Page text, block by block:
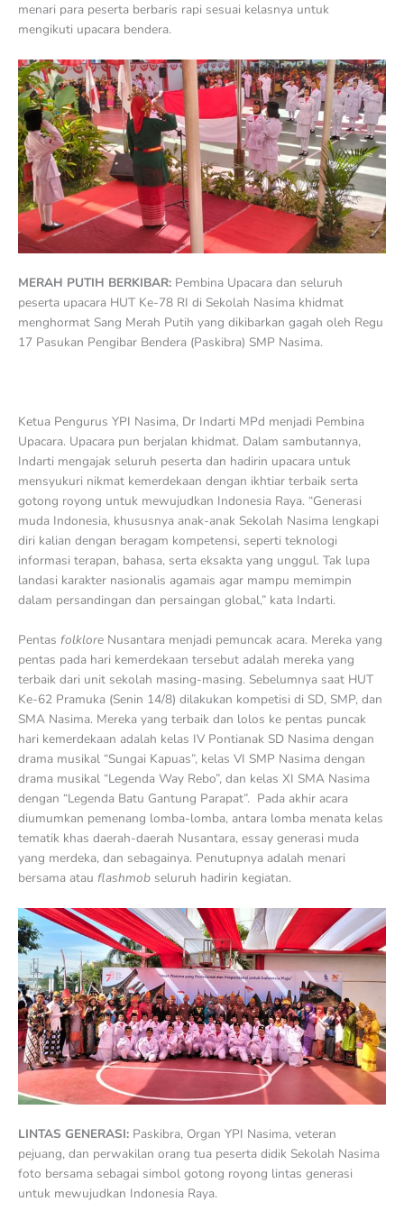
menari para peserta berbaris rapi sesuai kelasnya untuk
mengikuti upacara bendera.
MERAH PUTIH BERKIBAR: Pembina Upacara dan seluruh
peserta upacara HUT Ke-78 RI di Sekolah Nasima khidmat
menghormat Sang Merah Putih yang dikibarkan gagah oleh Regu
17 Pasukan Pengibar Bendera (Paskibra) SMP Nasima.
Ketua Pengurus YPI Nasima, Dr Indarti MPd menjadi Pembina
Upacara. Upacara pun berjalan khidmat. Dalam sambutannya,
Indarti mengajak seluruh peserta dan hadirin upacara untuk
mensyukuri nikmat kemerdekaan dengan ikhtiar terbaik serta
gotong royong untuk mewujudkan Indonesia Raya. “Generasi
muda Indonesia, khususnya anak-anak Sekolah Nasima lengkapi
diri kalian dengan beragam kompetensi, seperti teknologi
informasi terapan, bahasa, serta eksakta yang unggul. Tak lupa
landasi karakter nasionalis agamais agar mampu memimpin
dalam persandingan dan persaingan global,” kata Indarti.
Pentas folklore Nusantara menjadi pemuncak acara. Mereka yang
pentas pada hari kemerdekaan tersebut adalah mereka yang
terbaik dari unit sekolah masing-masing. Sebelumnya saat HUT
Ke-62 Pramuka (Senin 14/8) dilakukan kompetisi di SD, SMP, dan
SMA Nasima. Mereka yang terbaik dan lolos ke pentas puncak
hari kemerdekaan adalah kelas IV Pontianak SD Nasima dengan
drama musikal “Sungai Kapuas”, kelas VI SMP Nasima dengan
drama musikal “Legenda Way Rebo”, dan kelas XI SMA Nasima
dengan “Legenda Batu Gantung Parapat”. Pada akhir acara
diumumkan pemenang lomba-lomba, antara lomba menata kelas
tematik khas daerah-daerah Nusantara, essay generasi muda
yang merdeka, dan sebagainya. Penutupnya adalah menari
bersama atau flashmob seluruh hadirin kegiatan.
LINTAS GENERASI: Paskibra, Organ YPI Nasima, veteran
pejuang, dan perwakilan orang tua peserta didik Sekolah Nasima
foto bersama sebagai simbol gotong royong lintas generasi
untuk mewujudkan Indonesia Raya.